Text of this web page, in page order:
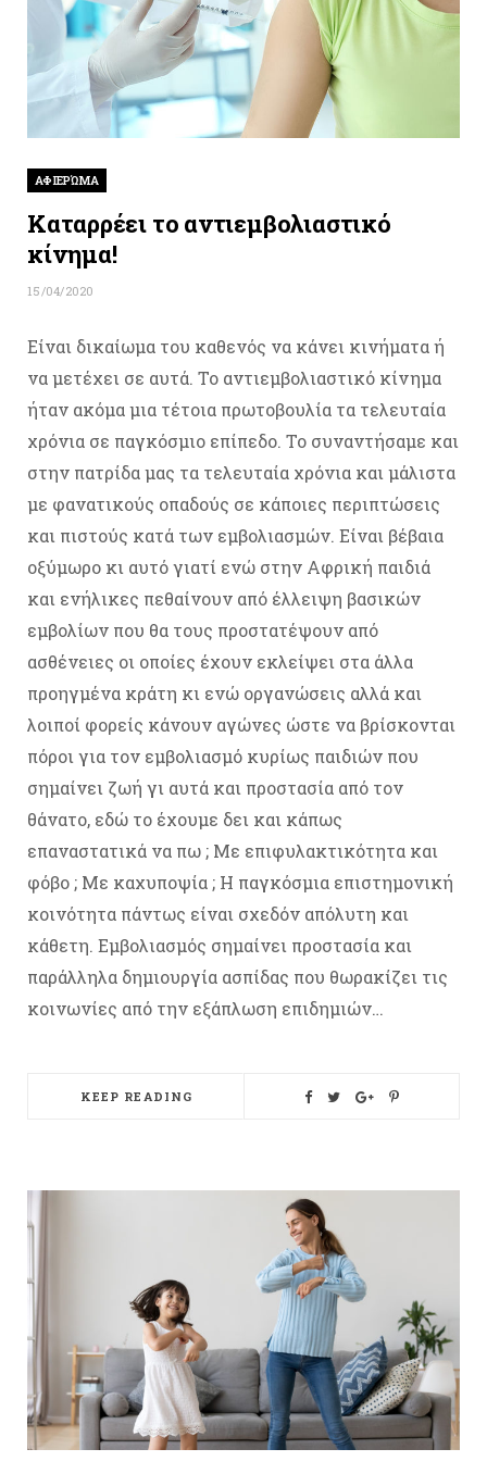
ΑΦΙΕΡΏΜΑ
Καταρρέει το αντιεμβολιαστικό
κίνημα!
15/04/2020
Είναι δικαίωμα του καθενός να κάνει κινήματα ή
να μετέχει σε αυτά. Το αντιεμβολιαστικό κίνημα
ήταν ακόμα μια τέτοια πρωτοβουλία τα τελευταία
χρόνια σε παγκόσμιο επίπεδο. Το συναντήσαμε και
στην πατρίδα μας τα τελευταία χρόνια και μάλιστα
με φανατικούς οπαδούς σε κάποιες περιπτώσεις
και πιστούς κατά των εμβολιασμών. Είναι βέβαια
οξύμωρο κι αυτό γιατί ενώ στην Αφρική παιδιά
και ενήλικες πεθαίνουν από έλλειψη βασικών
εμβολίων που θα τους προστατέψουν από
ασθένειες οι οποίες έχουν εκλείψει στα άλλα
προηγμένα κράτη κι ενώ οργανώσεις αλλά και
λοιποί φορείς κάνουν αγώνες ώστε να βρίσκονται
πόροι για τον εμβολιασμό κυρίως παιδιών που
σημαίνει ζωή γι αυτά και προστασία από τον
θάνατο, εδώ το έχουμε δει και κάπως
επαναστατικά να πω ; Με επιφυλακτικότητα και
φόβο ; Με καχυποψία ; Η παγκόσμια επιστημονική
κοινότητα πάντως είναι σχεδόν απόλυτη και
κάθετη. Εμβολιασμός σημαίνει προστασία και
παράλληλα δημιουργία ασπίδας που θωρακίζει τις
κοινωνίες από την εξάπλωση επιδημιών…
KEEP READING